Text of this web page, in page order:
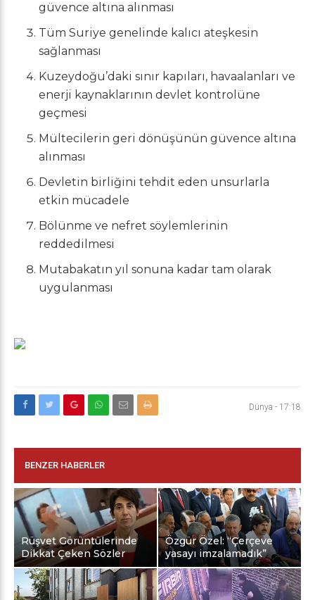
güvence altına alınması
Tüm Suriye genelinde kalıcı ateşkesin
sağlanması
Kuzeydoğu’daki sınır kapıları, havaalanları ve
enerji kaynaklarının devlet kontrolüne
geçmesi
Mültecilerin geri dönüşünün güvence altına
alınması
Devletin birliğini tehdit eden unsurlarla
etkin mücadele
Bölünme ve nefret söylemlerinin
reddedilmesi
Mutabakatın yıl sonuna kadar tam olarak
uygulanması
Dünya - 17:18
BENZER HABERLER
Rüşvet Görüntülerinde
Dikkat Çeken Sözler
Özgür Özel: “Çerçeve
yasayı imzalamadık”